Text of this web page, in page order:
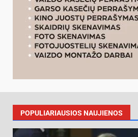
POPULIARIAUSIOS NAUJIENOS